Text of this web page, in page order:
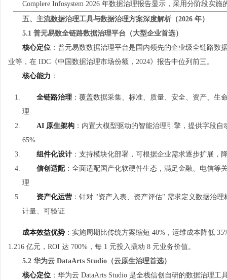
Complere Infosystem 2026 年数据治理报告显示，采用分阶段实
五、主流数据治理工具与数据治理方案深度解析（2026 年）
5.1 普元易数全链路数据治理平台（大型企业首选）
核心定位 ：普元易数数据治理平台是国内领先的企业级全链路
业等，在 IDC《中国数据治理市场份额，2024》报告中位列前三。
核心能力 ：
全链路治理 ：覆盖数据采集、标准、质量、安全、资产、
理
AI 原生架构 ：内置大模型驱动的智能治理引擎，提供字段
65%
组件化设计 ：支持模块化部署，可根据企业需求逐步扩展，
信创适配：全面适配国产化软硬件生态，满足金融、电信等
理
资产化运营 ：针对 "资产入表、资产评估" 需求定义数据治
计量、可验证
成本效益优势 ：实施周期比传统方案缩短 40%，运维成本降低
1.216 亿元，ROI 达 700%，每 1 元投入撬动 8 元业务价值。
5.2 华为云 DataArts Studio（云原生治理首选）
核心定位 ：华为云 DataArts Studio 是全栈信创自研的数据治理